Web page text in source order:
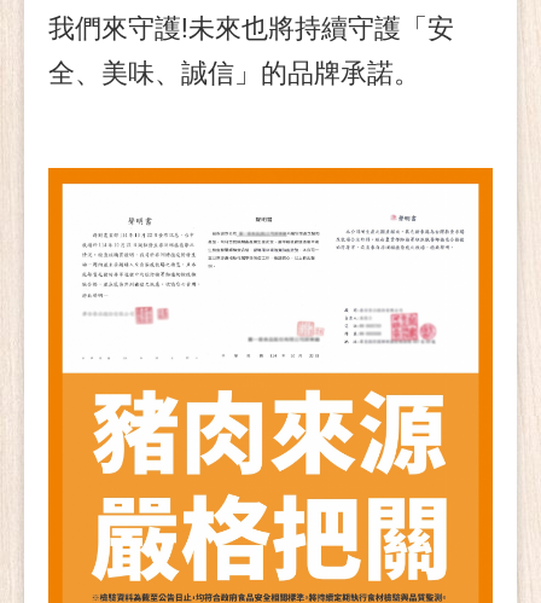
我們來守護!未來也將持續守護「安
全、美味、誠信」的品牌承諾。